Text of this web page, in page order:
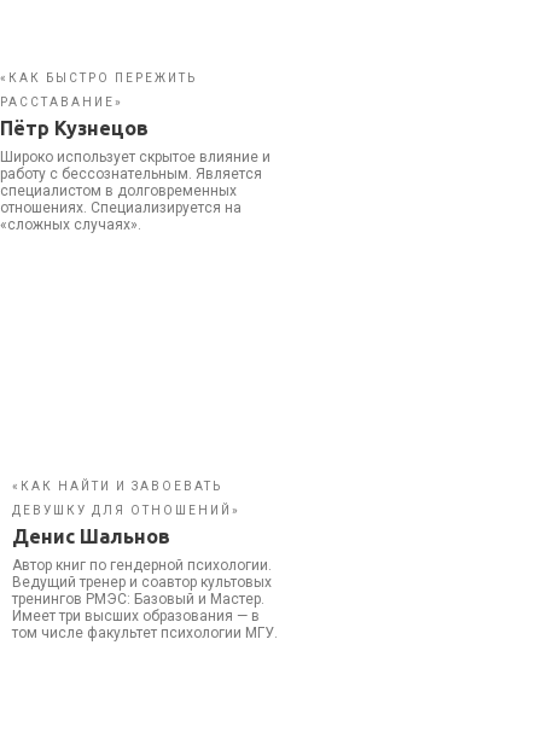
«КАК БЫСТРО ПЕРЕЖИТЬ
РАССТАВАНИЕ»
Пётр Кузнецов
Широко использует скрытое влияние и
работу с бессознательным. Является
специалистом в долговременных
отношениях. Специализируется на
«сложных случаях».
«КАК НАЙТИ И ЗАВОЕВАТЬ
ДЕВУШКУ ДЛЯ ОТНОШЕНИЙ»
Денис Шальнов
Автор книг по гендерной психологии.
Ведущий тренер и соавтор культовых
тренингов РМЭС: Базовый и Мастер.
Имеет три высших образования — в
том числе факультет психологии МГУ.